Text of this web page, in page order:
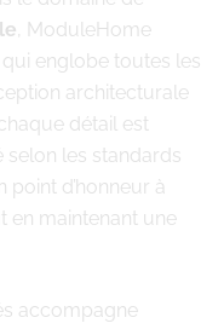
, ModuleHome
englobe toutes les
architecturale
détail est
selon les standards
point d’honneur à
en maintenant une
accompagne